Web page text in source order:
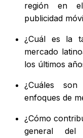
región en el
publicidad
¿Cuál es la
mercado
los últimos
¿Cuáles
enfoques de
¿Cómo
general del